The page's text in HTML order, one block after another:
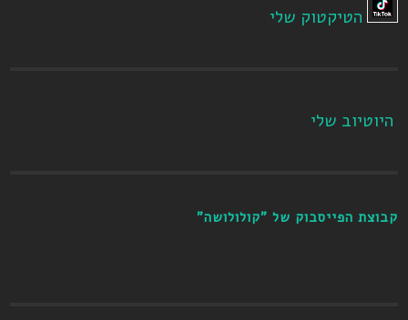
הטיקטוק שלי
היוטיוב שלי
קבוצת הפייסבוק של "קולולושה"